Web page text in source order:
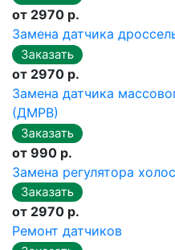
от 2970 р.
Замена датчика
от 2970 р.
Замена датчика
(ДМРВ)
от 990 р.
Замена регулятора
от 2970 р.
Ремонт датчиков